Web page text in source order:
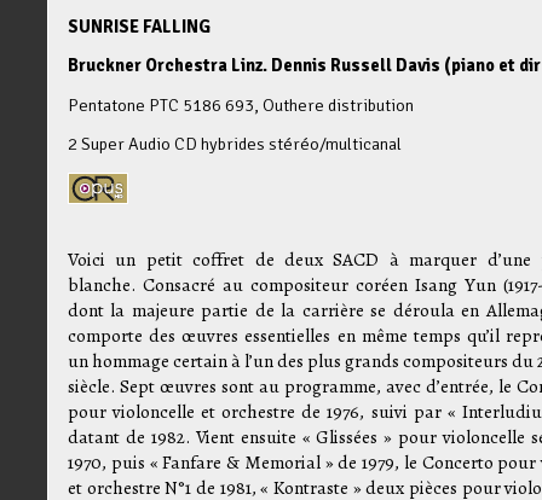
SUNRISE FALLING
Bruckner Orchestra Linz. Dennis Russell Davis (piano et
Pentatone PTC 5186 693, Outhere distribution
2 Super Audio CD hybrides stéréo/multicanal
Voici un petit coffret de deux SACD à marquer d’une
blanche. Consacré au compositeur coréen Isang Yun
dont la majeure partie de la carrière se déroula en
comporte des œuvres essentielles en même temps qu’il
un hommage certain à l’un des plus grands compositeurs du
siècle. Sept œuvres sont au programme, avec d’entrée, le
pour violoncelle et orchestre de 1976, suivi par «
datant de 1982. Vient ensuite « Glissées » pour violoncelle
1970, puis « Fanfare & Memorial » de 1979, le Concerto
et orchestre N°1 de 1981, « Kontraste » deux pièces pour